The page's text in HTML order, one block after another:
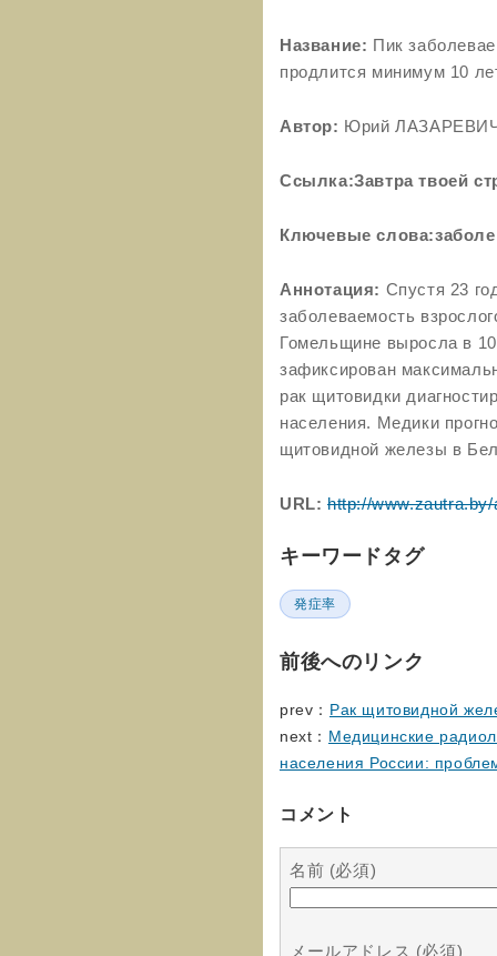
Название: Пик
продлится минимум 10
Автор: Юрий
Ссылка:Завтра твоей
Ключевые
Аннотация: Спустя 23
заболеваемость
Гомельщине выросла в
зафиксирован
рак щитовидки
населения. Медики
щитовидной железы в
URL: http://
キーワードタグ
発症率
前後へのリンク
prev： Рак щитовидной
next： Медицинские
населения России:
コメント
名前 (必須)
メールアドレス (必須)